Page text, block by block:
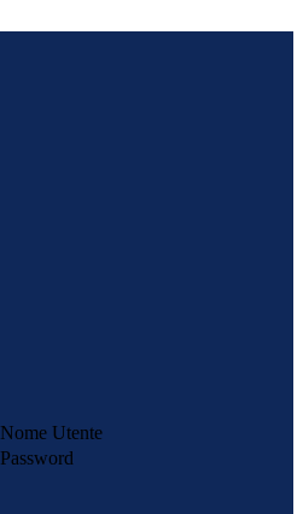
Nome Utente
Password